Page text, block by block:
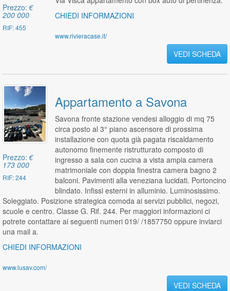
Prezzo:€
200 000
RIF: 455
CHIEDI INFORMAZIONI
www.rivieracase.it/
VEDI SCHEDA
Prezzo:€
173 000
RIF: 244
Appartamento a Savona
Savona fronte stazione vendesi alloggio di mq 75
circa posto al 3° piano ascensore di prossima
installazione con quota già pagata riscaldamento
autonomo finemente ristrutturato composto di
ingresso a sala con cucina a vista ampia camera
matrimoniale con doppia finestra camera bagno 2
balconi. Pavimenti alla veneziana lucidati. Portoncino
blindato. Infissi esterni in alluminio. Luminosissimo.
Soleggiato. Posizione strategica comoda ai servizi pubblici, negozi,
scuole e centro. Classe G. Rif. 244. Per maggiori informazioni ci
potrete contattare ai seguenti numeri 019/ /1857750 oppure inviarci
una mail a.
CHIEDI INFORMAZIONI
www.lusav.com/
VEDI SCHEDA